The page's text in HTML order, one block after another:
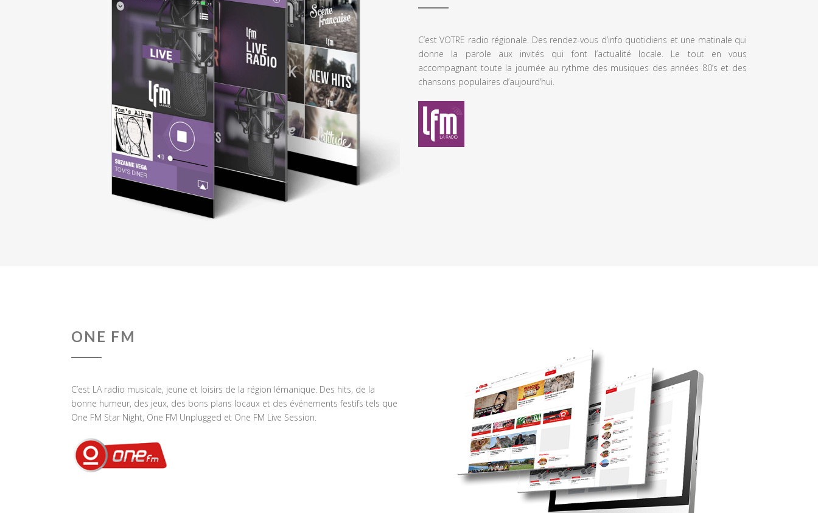
C’est VOTRE radio régionale. Des rendez-vous d’info quotidiens et une matinale qui
donne la parole aux invités qui font l’actualité locale. Le tout en vous
accompagnant toute la journée au rythme des musiques des années 80’s et des
chansons populaires d’aujourd’hui.
ONE FM
C’est LA radio musicale, jeune et loisirs de la région lémanique. Des hits, de la
bonne humeur, des jeux, des bons plans locaux et des événements festifs tels que
One FM Star Night, One FM Unplugged et One FM Live Session.